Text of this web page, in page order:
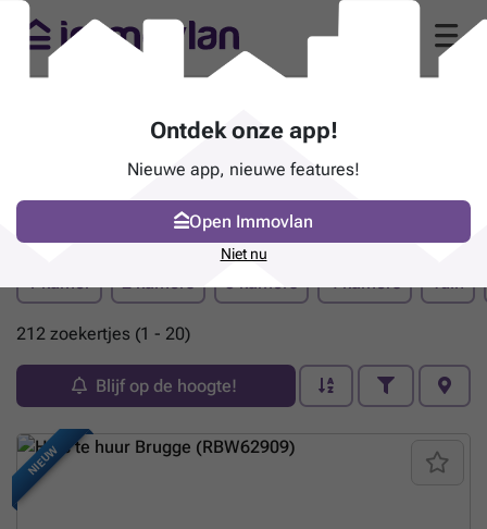
Pand te huur - West-Vlaanderen (Provincie)
1 kamer 2 kamers 3 kamers 4 kamers Tuin
212 zoekertjes (1 - 20)
Blijf op de hoogte!
NIEUW
Ontdek onze app!
Nieuwe app, nieuwe features!
Open Immovlan
Niet nu